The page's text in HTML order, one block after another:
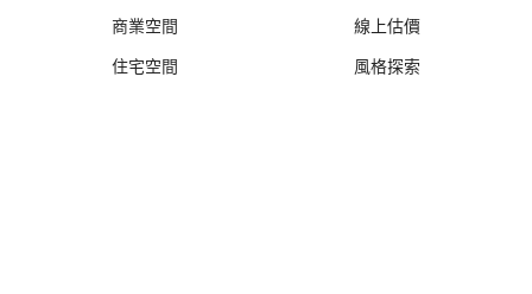
商業空間
住宅空間
線上估價
風格探索